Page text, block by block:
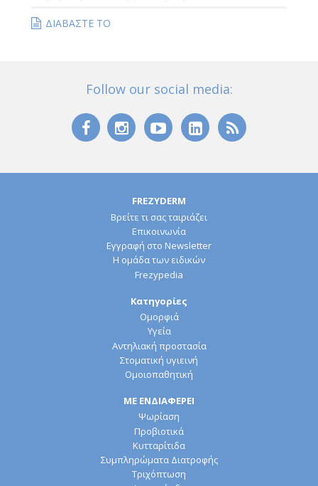
ΔΙΑΒΑΣΤΕ ΤΟ
Follow our social media:
FREZYDERM
Βρείτε τι σας ταιριάζει
Επικοινωνία
Εγγραφή στο Newsletter
Η ομάδα των ειδικών
Frezypedia
Κατηγορίες
Ομορφιά
Υγεία
Αντηλιακή προστασία
Στοματική υγιεινή
Ομοιοπαθητική
ΜΕ ΕΝΔΙΑΦΕΡΕΙ
Ψωρίαση
Προβιοτικά
Κυτταρίτιδα
Συμπληρώματα Διατροφής
Τριχόπτωση